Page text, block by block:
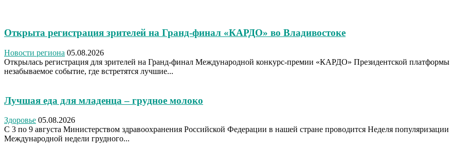
Открыта регистрация зрителей на Гранд-финал «КАРДО» во Владивостоке
Новости региона 05.08.2026
Открылась регистрация для зрителей на Гранд-финал Международной конкурс-премии «КАРДО» Президентской платформы
незабываемое событие, где встретятся лучшие...
Лучшая еда для младенца – грудное молоко
Здоровье 05.08.2026
С 3 по 9 августа Министерством здравоохранения Российской Федерации в нашей стране проводится Неделя
Международной недели грудного...